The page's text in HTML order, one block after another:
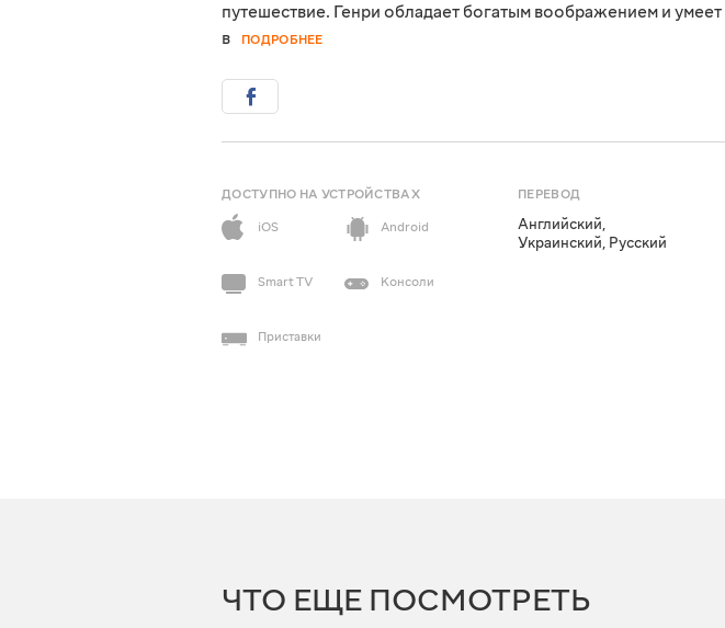
путешествие. Генри обладает богатым воображением и
в
ПОДРОБНЕЕ
ДОСТУПНО НА УСТРОЙСТВАХ
iOS
Android
Smart TV Консоли
Приставки
ПЕРЕВОД
Английский,
Украинский, Русский
ЧТО ЕЩЕ ПОСМОТРЕТЬ